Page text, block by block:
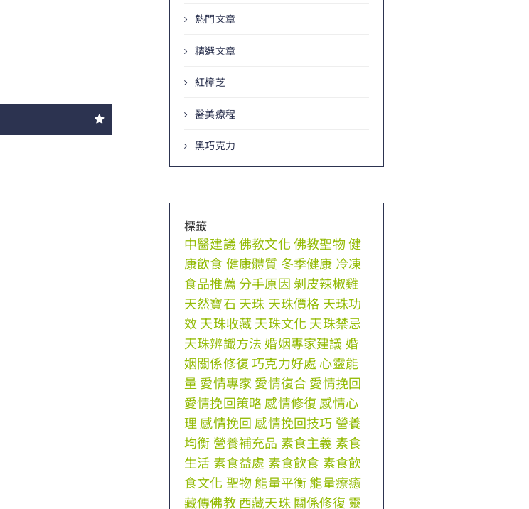
熱門文章
精選文章
紅樟芝
醫美療程
黑巧克力
標籤
中醫建議佛教文化佛教聖物健
康飲食 健康體質 冬季健康 冷凍
食品推薦分手原因剝皮辣椒雞
天然寶石 天珠 天珠價格 天珠功
效天珠收藏天珠文化 天珠禁忌
天珠辨識方法 婚姻專家建議婚
姻關係修復 巧克力好處 心靈能
量 愛情專家愛情復合愛情挽回
愛情挽回策略感情修復 感情心
理感情挽回 感情挽回技巧 營養
均衡 營養補充品 素食主義 素食
生活 素食益處 素食飲食 素食飲
食文化 聖物能量平衡能量療癒
藏傳佛教西藏天珠關係修復 靈